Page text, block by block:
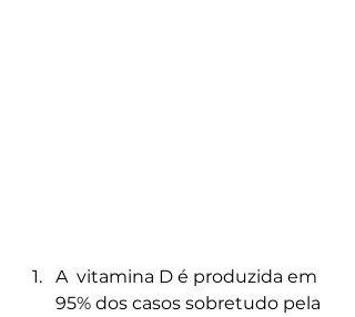
A  vitamina D é produzida em
95% dos casos sobretudo pela